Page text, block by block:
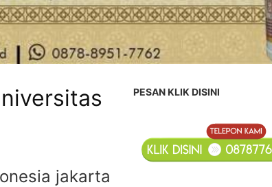
jakarta
PESAN KLIK DISINI